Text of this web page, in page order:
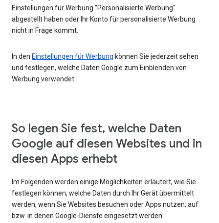
Einstellungen für Werbung "Personalisierte Werbung"
abgestellt haben oder Ihr Konto für personalisierte Werbung
nicht in Frage kommt.
In den Einstellungen für Werbung können Sie jederzeit sehen
und festlegen, welche Daten Google zum Einblenden von
Werbung verwendet.
So legen Sie fest, welche Daten
Google auf diesen Websites und in
diesen Apps erhebt
Im Folgenden werden einige Möglichkeiten erläutert, wie Sie
festlegen können, welche Daten durch Ihr Gerät übermittelt
werden, wenn Sie Websites besuchen oder Apps nutzen, auf
bzw. in denen Google-Dienste eingesetzt werden: